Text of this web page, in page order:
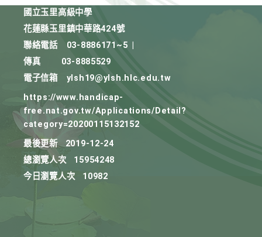
國立玉里高級中學
花蓮縣玉里鎮中華路424號
聯絡電話
03-8886171~5
傳真
03-8885529
電子信箱
ylsh19@ylsh.hlc.edu.tw
https://www.handicap-
free.nat.gov.tw/Applications/Detail?
category=20200115132152
最後更新
2019-12-24
總瀏覽人次
15954248
今日瀏覽人次
10982